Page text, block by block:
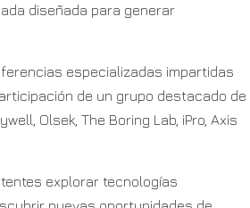
diseñada para generar
especializadas impartidas
de un grupo destacado de
Olsek, The Boring Lab, iPro, Axis
explorar tecnologías